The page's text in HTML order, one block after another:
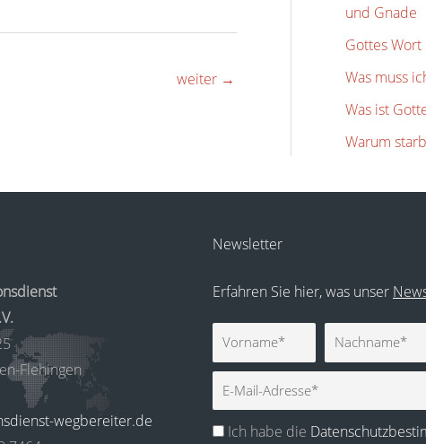
weiter →
und Gnade
Gottes
Was muss
Was ist
Warum
Flehingen
wegbereiter.de
Newsletter
Erfahren Sie hier, was unser
Vorname Nachname
E-
Mail
Ich habe die